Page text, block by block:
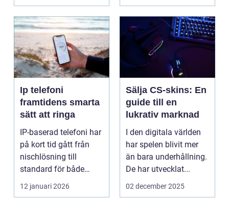
Ip telefoni
framtidens smarta
sätt att ringa
IP-baserad telefoni har
på kort tid gått från
nischlösning till
standard för både
företag och privat...
12 januari 2026
Sälja CS-skins: En
guide till en
lukrativ marknad
I den digitala världen
har spelen blivit mer
än bara underhållning.
De har utvecklat...
02 december 2025